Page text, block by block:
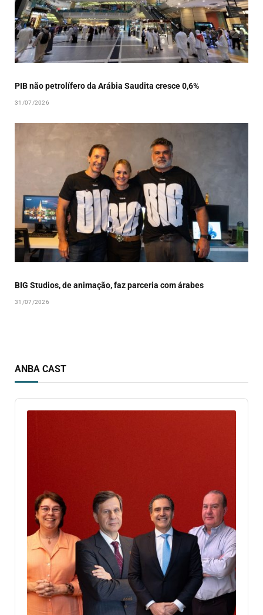
PIB não petrolífero da Arábia Saudita cresce 0,6%
31/07/2026
BIG Studios, de animação, faz parceria com árabes
31/07/2026
ANBA CAST
Audio
Player